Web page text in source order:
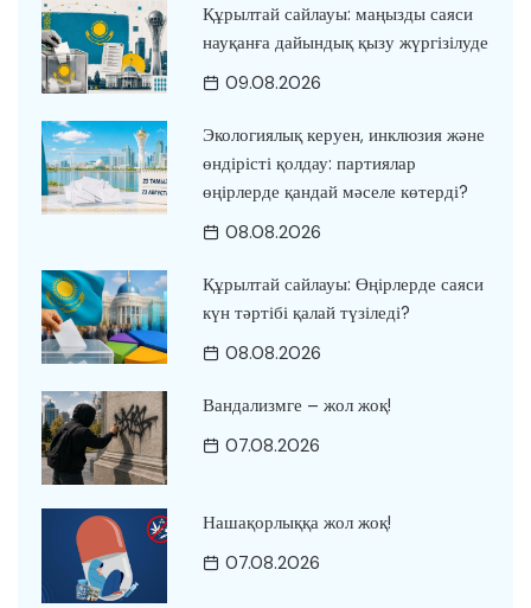
Құрылтай сайлауы: маңызды саяси
науқанға дайындық қызу жүргізілуде
09.08.2026
Экологиялық керуен, инклюзия және
өндірісті қолдау: партиялар
өңірлерде қандай мәселе көтерді?
08.08.2026
Құрылтай сайлауы: Өңірлерде саяси
күн тәртібі қалай түзіледі?
08.08.2026
Вандализмге – жол жоқ!
07.08.2026
Нашақорлыққа жол жоқ!
07.08.2026